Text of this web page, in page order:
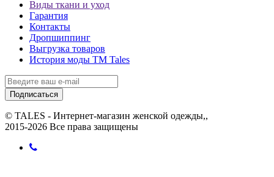
Виды ткани и уход
Гарантия
Контакты
Дропшиппинг
Выгрузка товаров
История моды ТМ Tales
Подписаться
© TALES - Интернет-магазин женской одежды,,
2015-2026 Все права защищены